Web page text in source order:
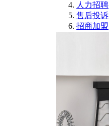
人力招聘
售后投诉
招商加盟